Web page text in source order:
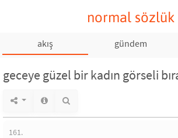
normal sözlük
akış gündem
geceye güzel bir kadın görseli
161.